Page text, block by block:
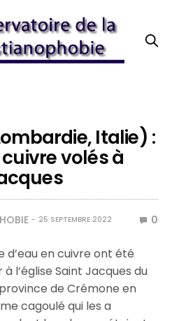
Italie) :
volés à
25 SEPTEMBRE 2022 0
d’eau en cuivre ont été
l’église Saint Jacques du
de Crémone en
cagoulé qui les a